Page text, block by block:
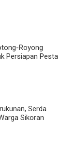
Royong
Persiapan Pesta
Serda
Sikoran